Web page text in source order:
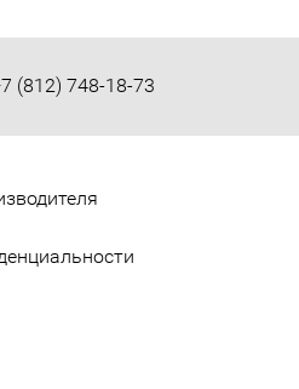
(812) 748-18-73